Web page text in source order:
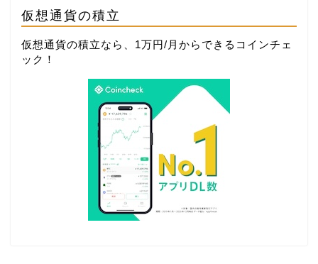
仮想通貨の積立
仮想通貨の積立なら、1万円/月からできる コインチェ
ック ！